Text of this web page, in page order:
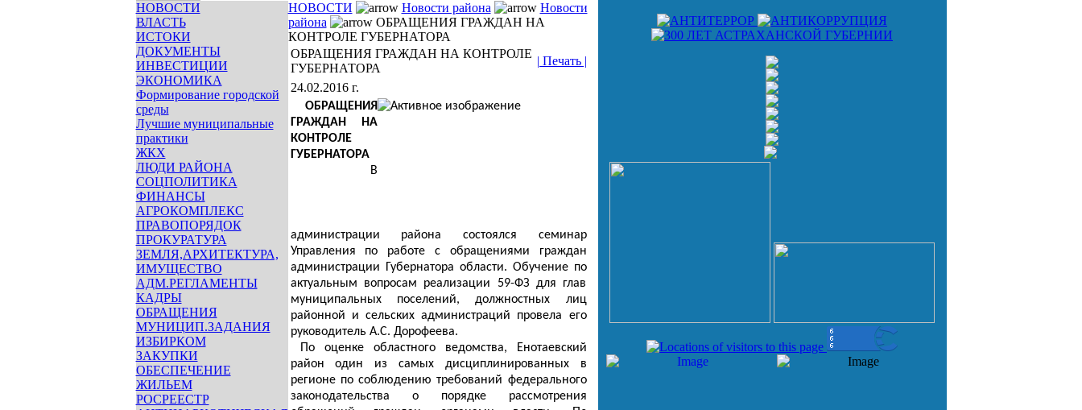
НОВОСТИ
ВЛАСТЬ
ИСТОКИ
ДОКУМЕНТЫ
ИНВЕСТИЦИИ
ЭКОНОМИКА
Формирование городской
среды
Лучшие муниципальные
практики
ЖКХ
ЛЮДИ РАЙОНА
СОЦПОЛИТИКА
ФИНАНСЫ
АГРОКОМПЛЕКС
ПРАВОПОРЯДОК
ПРОКУРАТУРА
ЗЕМЛЯ,АРХИТЕКТУРА,
ИМУЩЕСТВО
АДМ.РЕГЛАМЕНТЫ
КАДРЫ
ОБРАЩЕНИЯ
МУНИЦИП.ЗАДАНИЯ
ИЗБИРКОМ
ЗАКУПКИ
ОБЕСПЕЧЕНИЕ
ЖИЛЬЕМ
РОСРЕЕСТР
НОВОСТИ Новости района
Новости
района
ОБРАЩЕНИЯ ГРАЖДАН НА
КОНТРОЛЕ ГУБЕРНАТОРА
ОБРАЩЕНИЯ ГРАЖДАН НА КОНТРОЛЕ
ГУБЕРНАТОРА
| Печать |
24.02.2016 г.
ОБРАЩЕНИЯ
ГРАЖДАН НА
КОНТРОЛЕ
ГУБЕРНАТОРА
В
администрации района состоялся семинар
Управления по работе с обращениями граждан
администрации Губернатора области. Обучение по
актуальным вопросам реализации 59-ФЗ для глав
муниципальных поселений, должностных лиц
районной и сельских администраций провела его
руководитель А.С. Дорофеева.
По оценке областного ведомства, Енотаевский
район один из самых дисциплинированных в
регионе по соблюдению требований федерального
законодательства о порядке рассмотрения